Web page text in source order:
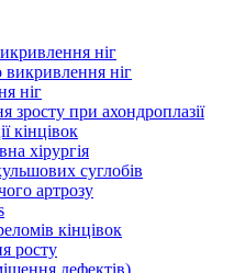
ніг
викривлення ніг
ніг
зросту при ахондроплазії
кінцівок
хірургія
суглобів
артрозу
кінцівок
росту
дефектів)